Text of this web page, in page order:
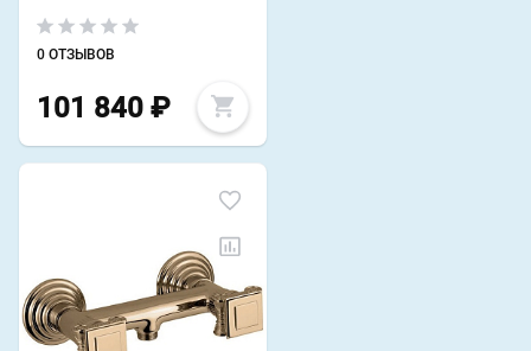
0 ОТЗЫВОВ
101 840 ₽